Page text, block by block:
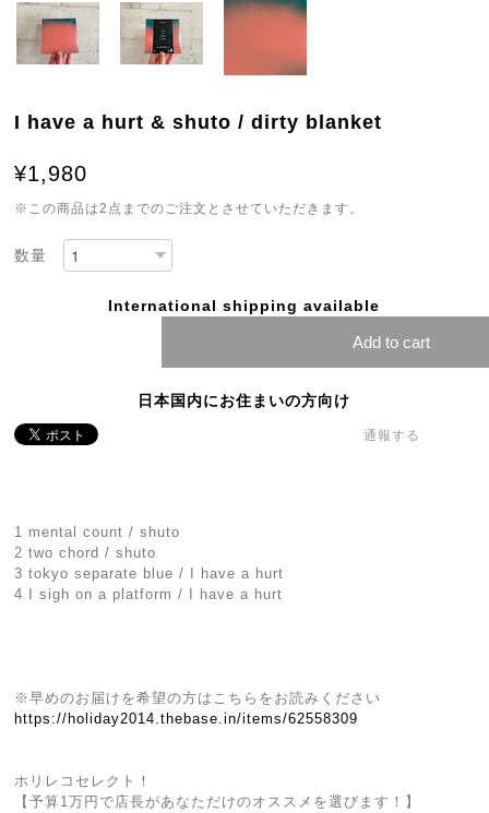
I have a hurt & shuto / dirty blanket
¥1,980
※この商品は2点までのご注文とさせていただきます。
数量
International shipping available
Add to cart
日本国内にお住まいの方向け
通報する
1 mental count / shuto
2 two chord / shuto
3 tokyo separate blue / I have a hurt
4 I sigh on a platform / I have a hurt
※早めのお届けを希望の方はこちらをお読みください
https://holiday2014.thebase.in/items/62558309
ホリレコセレクト！
【予算1万円で店長があなただけのオススメを選びます！】